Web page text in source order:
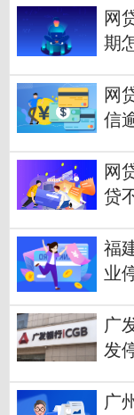
网
期
网
信
网
贷
福
业
广
发
广